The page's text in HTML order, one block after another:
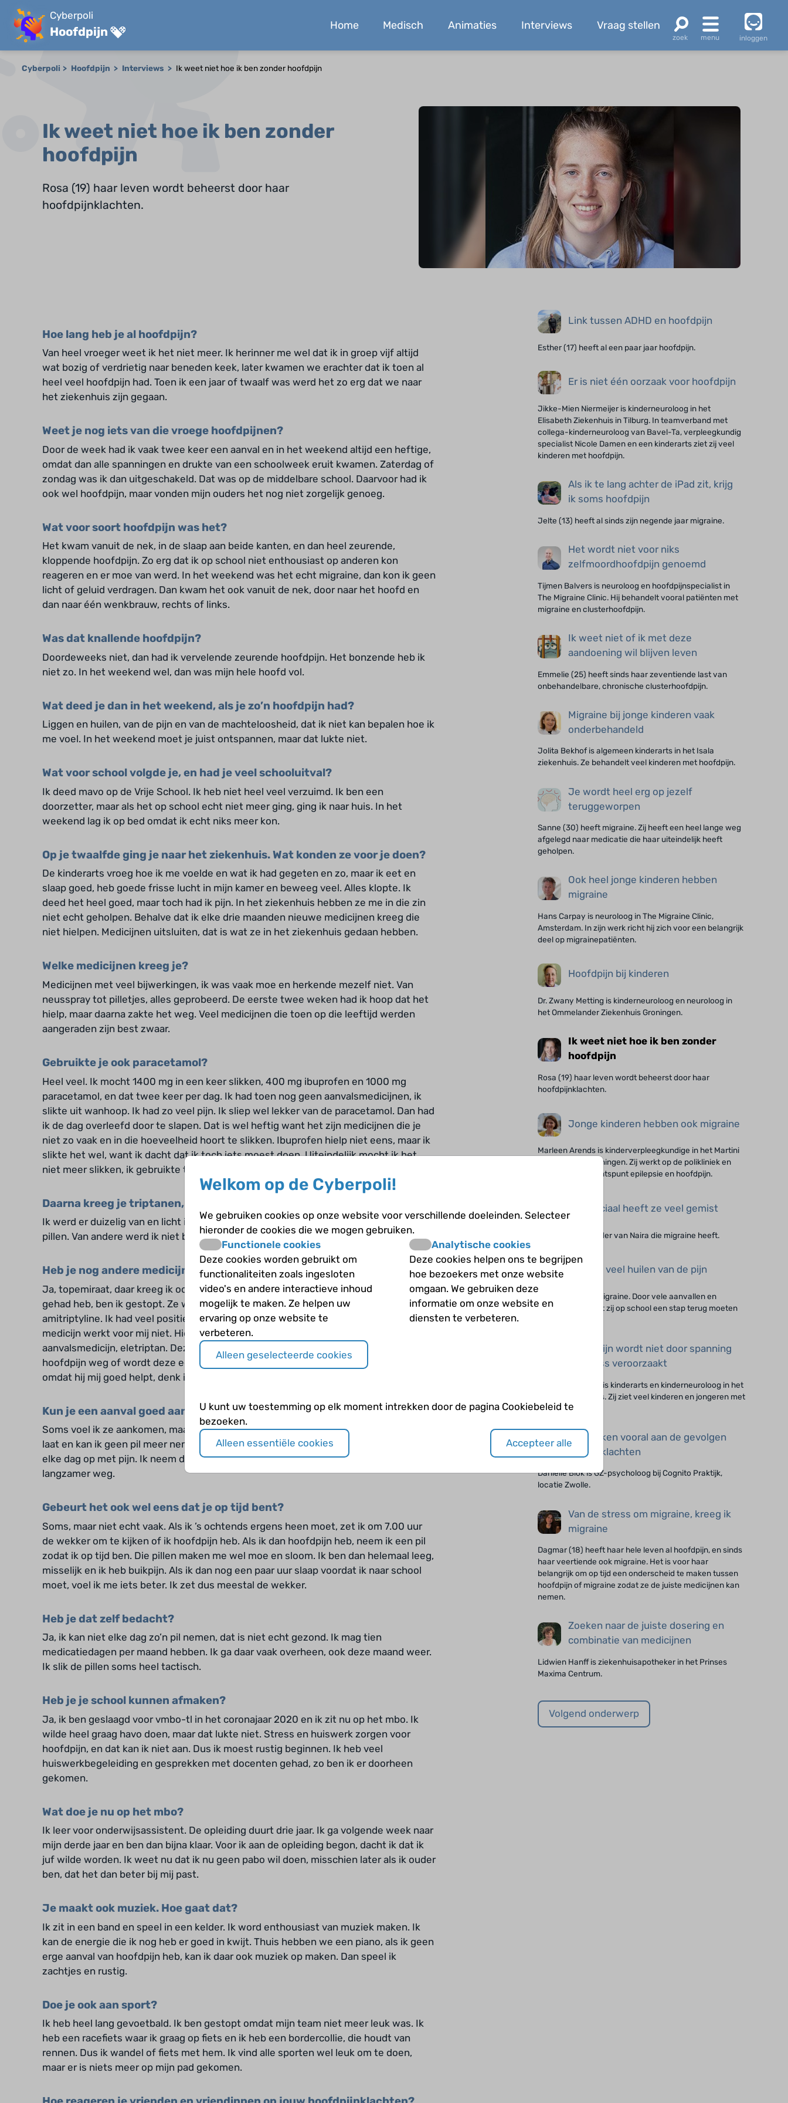
Cyberpoli
Hoofdpijn Home Medisch Animaties Interviews Vraag stellen
inloggen
Cyberpoli Hoofdpijn Interviews Ik weet niet hoe ik ben zonder hoofdpijn
Ik weet niet hoe ik ben zonder
hoofdpijn
Rosa (19) haar leven wordt beheerst door haar
hoofdpijnklachten.
Hoe lang heb je al hoofdpijn?
Van heel vroeger weet ik het niet meer. Ik herinner me wel dat ik in groep vijf altijd
wat bozig of verdrietig naar beneden keek, later kwamen we erachter dat ik toen al
heel veel hoofdpijn had. Toen ik een jaar of twaalf was werd het zo erg dat we naar
het ziekenhuis zijn gegaan.
Weet je nog iets van die vroege hoofdpijnen?
Door de week had ik vaak twee keer een aanval en in het weekend altijd een heftige,
omdat dan alle spanningen en drukte van een schoolweek eruit kwamen. Zaterdag of
zondag was ik dan uitgeschakeld. Dat was op de middelbare school. Daarvoor had ik
ook wel hoofdpijn, maar vonden mijn ouders het nog niet zorgelijk genoeg.
Wat voor soort hoofdpijn was het?
Het kwam vanuit de nek, in de slaap aan beide kanten, en dan heel zeurende,
kloppende hoofdpijn. Zo erg dat ik op school niet enthousiast op anderen kon
reageren en er moe van werd. In het weekend was het echt migraine, dan kon ik geen
licht of geluid verdragen. Dan kwam het ook vanuit de nek, door naar het hoofd en
dan naar één wenkbrauw, rechts of links.
Was dat knallende hoofdpijn?
Doordeweeks niet, dan had ik vervelende zeurende hoofdpijn. Het bonzende heb ik
niet zo. In het weekend wel, dan was mijn hele hoofd vol.
Wat deed je dan in het weekend, als je zo’n hoofdpijn had?
Liggen en huilen, van de pijn en van de machteloosheid, dat ik niet kan bepalen hoe ik
me voel. In het weekend moet je juist ontspannen, maar dat lukte niet.
Wat voor school volgde je, en had je veel schooluitval?
Ik deed mavo op de Vrije School. Ik heb niet heel veel verzuimd. Ik ben een
doorzetter, maar als het op school echt niet meer ging, ging ik naar huis. In het
weekend lag ik op bed omdat ik echt niks meer kon.
Op je twaalfde ging je naar het ziekenhuis. Wat konden ze voor je doen?
De kinderarts vroeg hoe ik me voelde en wat ik had gegeten en zo, maar ik eet en
slaap goed, heb goede frisse lucht in mijn kamer en beweeg veel. Alles klopte. Ik
deed het heel goed, maar toch had ik pijn. In het ziekenhuis hebben ze me in die zin
niet echt geholpen. Behalve dat ik elke drie maanden nieuwe medicijnen kreeg die
niet hielpen. Medicijnen uitsluiten, dat is wat ze in het ziekenhuis gedaan hebben.
Welke medicijnen kreeg je?
Medicijnen met veel bijwerkingen, ik was vaak moe en herkende mezelf niet. Van
neusspray tot pilletjes, alles geprobeerd. De eerste twee weken had ik hoop dat het
hielp, maar daarna zakte het weg. Veel medicijnen die toen op die leeftijd werden
aangeraden zijn best zwaar.
Gebruikte je ook paracetamol?
Heel veel. Ik mocht 1400 mg in een keer slikken, 400 mg ibuprofen en 1000 mg
paracetamol, en dat twee keer per dag. Ik had toen nog geen aanvalsmedicijnen, ik
slikte uit wanhoop. Ik had zo veel pijn. Ik sliep wel lekker van de paracetamol. Dan had
ik de dag overleefd door te slapen. Dat is wel heftig want het zijn medicijnen die je
niet zo vaak en in die hoeveelheid hoort te slikken. Ibuprofen hielp niet eens, maar ik
slikte het wel, want ik dacht dat ik toch iets moest doen. Uiteindelijk mocht ik het
niet meer slikken, ik gebruikte te veel medicijnen.
Daarna kreeg je triptanen, hoe was dat?
Ik werd er duizelig van en licht in mijn hoofd, en ik kwam in gewicht aan van sommige
pillen. Van andere werd ik niet blij. Die bijwerkingen had ik altijd.
Heb je nog andere medicijnen gebruikt?
Ja, topemiraat, daar kreeg ik ook veel bijwerkingen van. Met de medicijnen die ik
gehad heb, ben ik gestopt. Ze werkten niet en ik kreeg er bijwerkingen van. Nu slik ik
amitriptyline. Ik had veel positieve verhalen gehoord over dit medicijn, maar ook dit
medicijn werkt voor mij niet. Hier ga ik ook mee stoppen. Wel slik ik nu ook een
aanvalsmedicijn, eletriptan. Deze pil werkt heel goed. Als ik zo’n pil neem, gaat de
hoofdpijn weg of wordt deze een stuk minder. Deze pil heeft ook bijwerkingen, maar
omdat hij mij goed helpt, denk ik minder aan die bijwerkingen.
Kun je een aanval goed aan voelen komen?
Soms voel ik ze aankomen, maar meestal zijn ze er als ik wakker ben. Dan ben ik te
laat en kan ik geen pil meer nemen. Dan heb ik alsnog heel veel pijn. Ik sta eigenlijk
elke dag op met pijn. Ik neem de pillen wel, maar de hoofdpijn zakt in zo’n geval veel
langzamer weg.
Gebeurt het ook wel eens dat je op tijd bent?
Soms, maar niet echt vaak. Als ik ’s ochtends ergens heen moet, zet ik om 7.00 uur
de wekker om te kijken of ik hoofdpijn heb. Als ik dan hoofdpijn heb, neem ik een pil
zodat ik op tijd ben. Die pillen maken me wel moe en sloom. Ik ben dan helemaal leeg,
misselijk en ik heb buikpijn. Als ik dan nog een paar uur slaap voordat ik naar school
moet, voel ik me iets beter. Ik zet dus meestal de wekker.
Heb je dat zelf bedacht?
Ja, ik kan niet elke dag zo’n pil nemen, dat is niet echt gezond. Ik mag tien
medicatiedagen per maand hebben. Ik ga daar vaak overheen, ook deze maand weer.
Ik slik de pillen soms heel tactisch.
Heb je je school kunnen afmaken?
Ja, ik ben geslaagd voor vmbo-tl in het coronajaar 2020 en ik zit nu op het mbo. Ik
wilde heel graag havo doen, maar dat lukte niet. Stress en huiswerk zorgen voor
hoofdpijn, en dat kan ik niet aan. Dus ik moest rustig beginnen. Ik heb veel
huiswerkbegeleiding en gesprekken met docenten gehad, zo ben ik er doorheen
gekomen.
Wat doe je nu op het mbo?
Ik leer voor onderwijsassistent. De opleiding duurt drie jaar. Ik ga volgende week naar
mijn derde jaar en ben dan bijna klaar. Voor ik aan de opleiding begon, dacht ik dat ik
juf wilde worden. Ik weet nu dat ik nu geen pabo wil doen, misschien later als ik ouder
ben, dat het dan beter bij mij past.
Je maakt ook muziek. Hoe gaat dat?
Ik zit in een band en speel in een kelder. Ik word enthousiast van muziek maken. Ik
kan de energie die ik nog heb er goed in kwijt. Thuis hebben we een piano, als ik geen
erge aanval van hoofdpijn heb, kan ik daar ook muziek op maken. Dan speel ik
zachtjes en rustig.
Doe je ook aan sport?
Ik heb heel lang gevoetbald. Ik ben gestopt omdat mijn team niet meer leuk was. Ik
heb een racefiets waar ik graag op fiets en ik heb een bordercollie, die houdt van
rennen. Dus ik wandel of fiets met hem. Ik vind alle sporten wel leuk om te doen,
maar er is niets meer op mijn pad gekomen.
Link tussen ADHD en hoofdpijn
Esther (17) heeft al een paar jaar hoofdpijn.
Er is niet één oorzaak voor hoofdpijn
Jikke-Mien Niermeijer is kinderneuroloog in het
Elisabeth Ziekenhuis in Tilburg. In teamverband met
collega-kinderneuroloog van Bavel-Ta, verpleegkundig
specialist Nicole Damen en een kinderarts ziet zij veel
kinderen met hoofdpijn.
Als ik te lang achter de iPad zit, krijg
ik soms hoofdpijn
Jelte (13) heeft al sinds zijn negende jaar migraine.
Het wordt niet voor niks
zelfmoordhoofdpijn genoemd
Tijmen Balvers is neuroloog en hoofdpijnspecialist in
The Migraine Clinic. Hij behandelt vooral patiënten met
migraine en clusterhoofdpijn.
Ik weet niet of ik met deze
aandoening wil blijven leven
Emmelie (25) heeft sinds haar zeventiende last van
onbehandelbare, chronische clusterhoofdpijn.
Migraine bij jonge kinderen vaak
onderbehandeld
Jolita Bekhof is algemeen kinderarts in het Isala
ziekenhuis. Ze behandelt veel kinderen met hoofdpijn.
Je wordt heel erg op jezelf
teruggeworpen
Sanne (30) heeft migraine. Zij heeft een heel lange weg
afgelegd naar medicatie die haar uiteindelijk heeft
geholpen.
Ook heel jonge kinderen hebben
migraine
Hans Carpay is neuroloog in The Migraine Clinic,
Amsterdam. In zijn werk richt hij zich voor een belangrijk
deel op migrainepatiënten.
Hoofdpijn bij kinderen
Dr. Zwany Metting is kinderneuroloog en neuroloog in
het Ommelander Ziekenhuis Groningen.
Ik weet niet hoe ik ben zonder
hoofdpijn
Rosa (19) haar leven wordt beheerst door haar
hoofdpijnklachten.
Jonge kinderen hebben ook migraine
Marleen Arends is kinderverpleegkundige in het Martini
Ziekenhuis in Groningen. Zij werkt op de polikliniek en
heeft als aandachtspunt epilepsie en hoofdpijn.
Ook sociaal heeft ze veel gemist
Wendy is de moeder van Naira die migraine heeft.
Ik moet veel huilen van de pijn
Naira (15) heeft migraine. Door vele aanvallen en
afwezigheid heeft zij op school een stap terug moeten
Hoofdpijn wordt niet door spanning
of stress veroorzaakt
Nynke Doornebal is kinderarts en kinderneuroloog in het
Martini Ziekenhuis. Zij ziet veel kinderen en jongeren met
hoofdpijn.
Wij werken vooral aan de gevolgen
van de klachten
Daniëlle Blok is GZ-psycholoog bij Cognito Praktijk,
locatie Zwolle.
Van de stress om migraine, kreeg ik
migraine
Dagmar (18) heeft haar hele leven al hoofdpijn, en sinds
haar veertiende ook migraine. Het is voor haar
belangrijk om op tijd een onderscheid te maken tussen
hoofdpijn of migraine zodat ze de juiste medicijnen kan
nemen.
Zoeken naar de juiste dosering en
combinatie van medicijnen
Lidwien Hanff is ziekenhuisapotheker in het Prinses
Maxima Centrum.
Volgend onderwerp
Welkom op de Cyberpoli!
We gebruiken cookies op onze website voor verschillende doeleinden. Selecteer
hieronder de cookies die we mogen gebruiken.
Functionele cookies
Deze cookies worden gebruikt om
functionaliteiten zoals ingesloten
video's en andere interactieve inhoud
mogelijk te maken. Ze helpen uw
ervaring op onze website te
verbeteren.
Analytische cookies
Deze cookies helpen ons te begrijpen
hoe bezoekers met onze website
omgaan. We gebruiken deze
informatie om onze website en
diensten te verbeteren.
Alleen geselecteerde cookies
U kunt uw toestemming op elk moment intrekken door de pagina Cookiebeleid te
bezoeken.
Alleen essentiële cookies
Accepteer alle